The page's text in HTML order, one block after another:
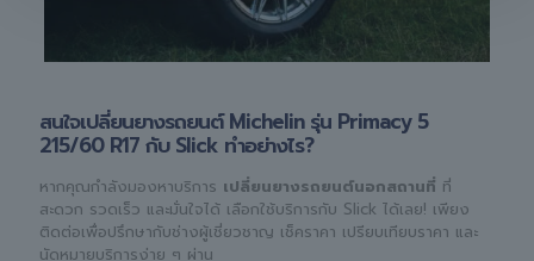
สนใจเปลี่ยนยางรถยนต์ Michelin รุ่น Primacy 5
215/60 R17 กับ Slick ทำอย่างไร?
หากคุณกำลังมองหาบริการ เปลี่ยนยางรถยนต์นอกสถานที่ ที่
สะดวก รวดเร็ว และมั่นใจได้ เลือกใช้บริการกับ Slick ได้เลย! เพียง
ติดต่อเพื่อปรึกษากับช่างผู้เชี่ยวชาญ เช็คราคา เปรียบเทียบราคา และ
นัดหมายบริการง่าย ๆ ผ่าน